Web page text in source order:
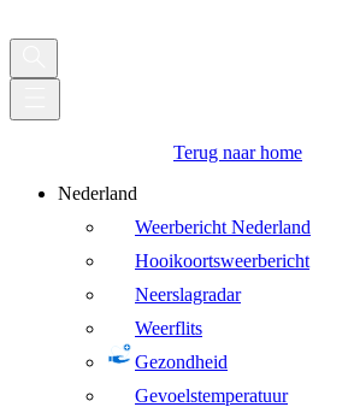
Terug naar home
Nederland
Weerbericht Nederland
Hooikoortsweerbericht
Neerslagradar
Weerflits
Gezondheid
Gevoelstemperatuur